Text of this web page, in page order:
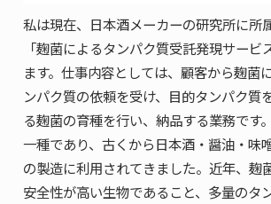
私は現在、日本酒メーカーの研究所に所
「麹菌によるタンパク質受託発現サービ
ます。仕事内容としては、顧客から麹菌
ンパク質の依頼を受け、目的タンパク質
る麹菌の育種を行い、納品する業務です
一種であり、古くから日本酒・醤油・味
の製造に利用されてきました。近年、麹
安全性が高い生物であること、多量のタ